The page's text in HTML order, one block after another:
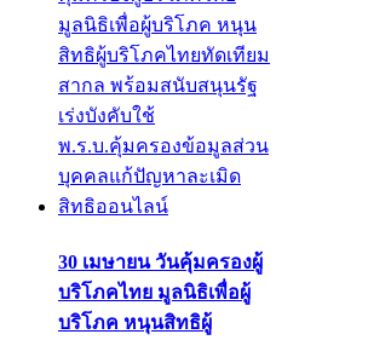
30 เมษายน วันคุ้มครองผู้
บริโภคไทย มูลนิธิเพื่อผู้
บริโภค หนุนสิทธิผู้